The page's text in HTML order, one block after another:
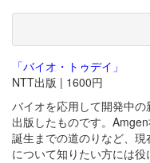
「バイオ・トゥデイ」
NTT出版 | 1600円
バイオを応用して開発中
出版したものです。
誕生までの道のりなど、
について知りたい方には役